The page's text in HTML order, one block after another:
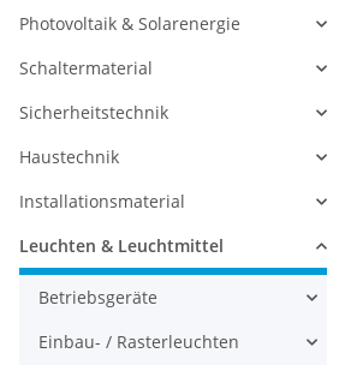
Photovoltaik & Solarenergie
Schaltermaterial
Sicherheitstechnik
Haustechnik
Installationsmaterial
Leuchten & Leuchtmittel
Betriebsgeräte
Einbau- / Rasterleuchten